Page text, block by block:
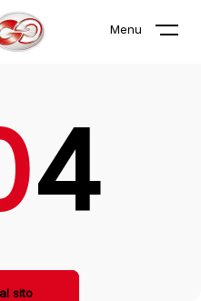
Menu
cercando non
4
sito